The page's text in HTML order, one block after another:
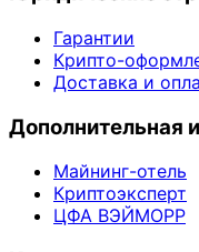
Гарантии
Крипто-
Доставка и
Дополнительная
Майнинг-отель
Криптоэксперт
ЦФА ВЭЙМОРР